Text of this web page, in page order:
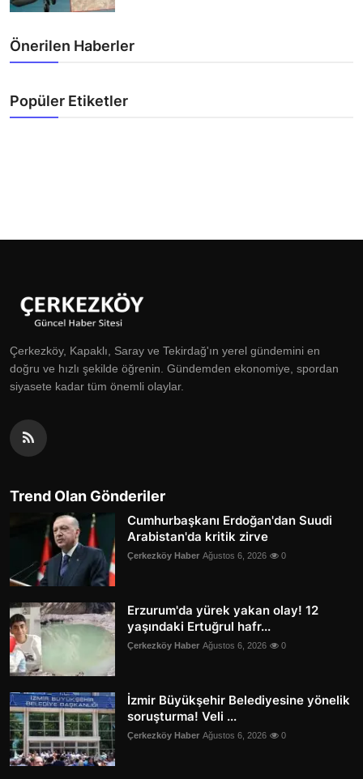
Önerilen Haberler
Popüler Etiketler
Çerkezköy, Kapaklı, Saray ve Tekirdağ'ın yerel gündemini en
doğru ve hızlı şekilde öğrenin. Gündemden ekonomiye, spordan
siyasete kadar tüm önemli olaylar.
Trend Olan Gönderiler
Cumhurbaşkanı Erdoğan'dan Suudi
Arabistan'da kritik zirve
Çerkezköy Haber Ağustos 6, 2026 0
Erzurum'da yürek yakan olay! 12
yaşındaki Ertuğrul hafr...
Çerkezköy Haber Ağustos 6, 2026 0
İzmir Büyükşehir Belediyesine yönelik
soruşturma! Veli ...
Çerkezköy Haber Ağustos 6, 2026 0